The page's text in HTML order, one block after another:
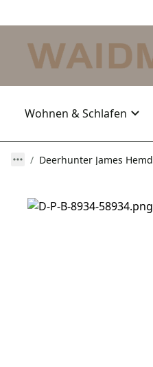
Wohnen & Schlafen
Deerhunter James Hemd